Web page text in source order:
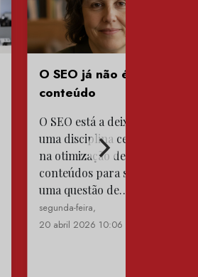
O SEO já não é só
conteúdo
O SEO está a deixar de ser
uma disciplina centrada
na otimização de
conteúdos para se tornar
uma questão de…
segunda-feira,
20 abril 2026 10:06